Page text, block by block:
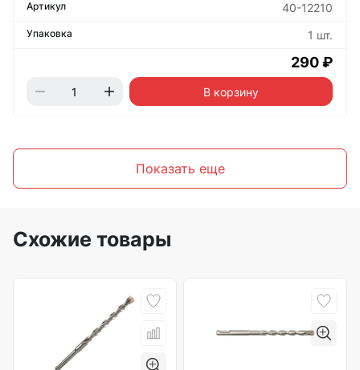
40-12210
1 шт.
290 ₽
В корзину
Показать еще
Схожие товары